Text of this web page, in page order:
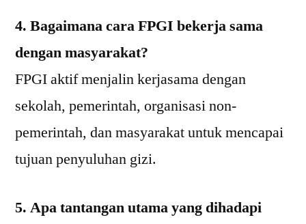
4. Bagaimana cara FPGI bekerja sama
dengan masyarakat?
FPGI aktif menjalin kerjasama dengan
sekolah, pemerintah, organisasi non-
pemerintah, dan masyarakat untuk mencapai
tujuan penyuluhan gizi.
5. Apa tantangan utama yang dihadapi